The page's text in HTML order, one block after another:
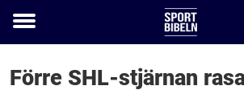
Toggle
Förre SHL-stjärnan